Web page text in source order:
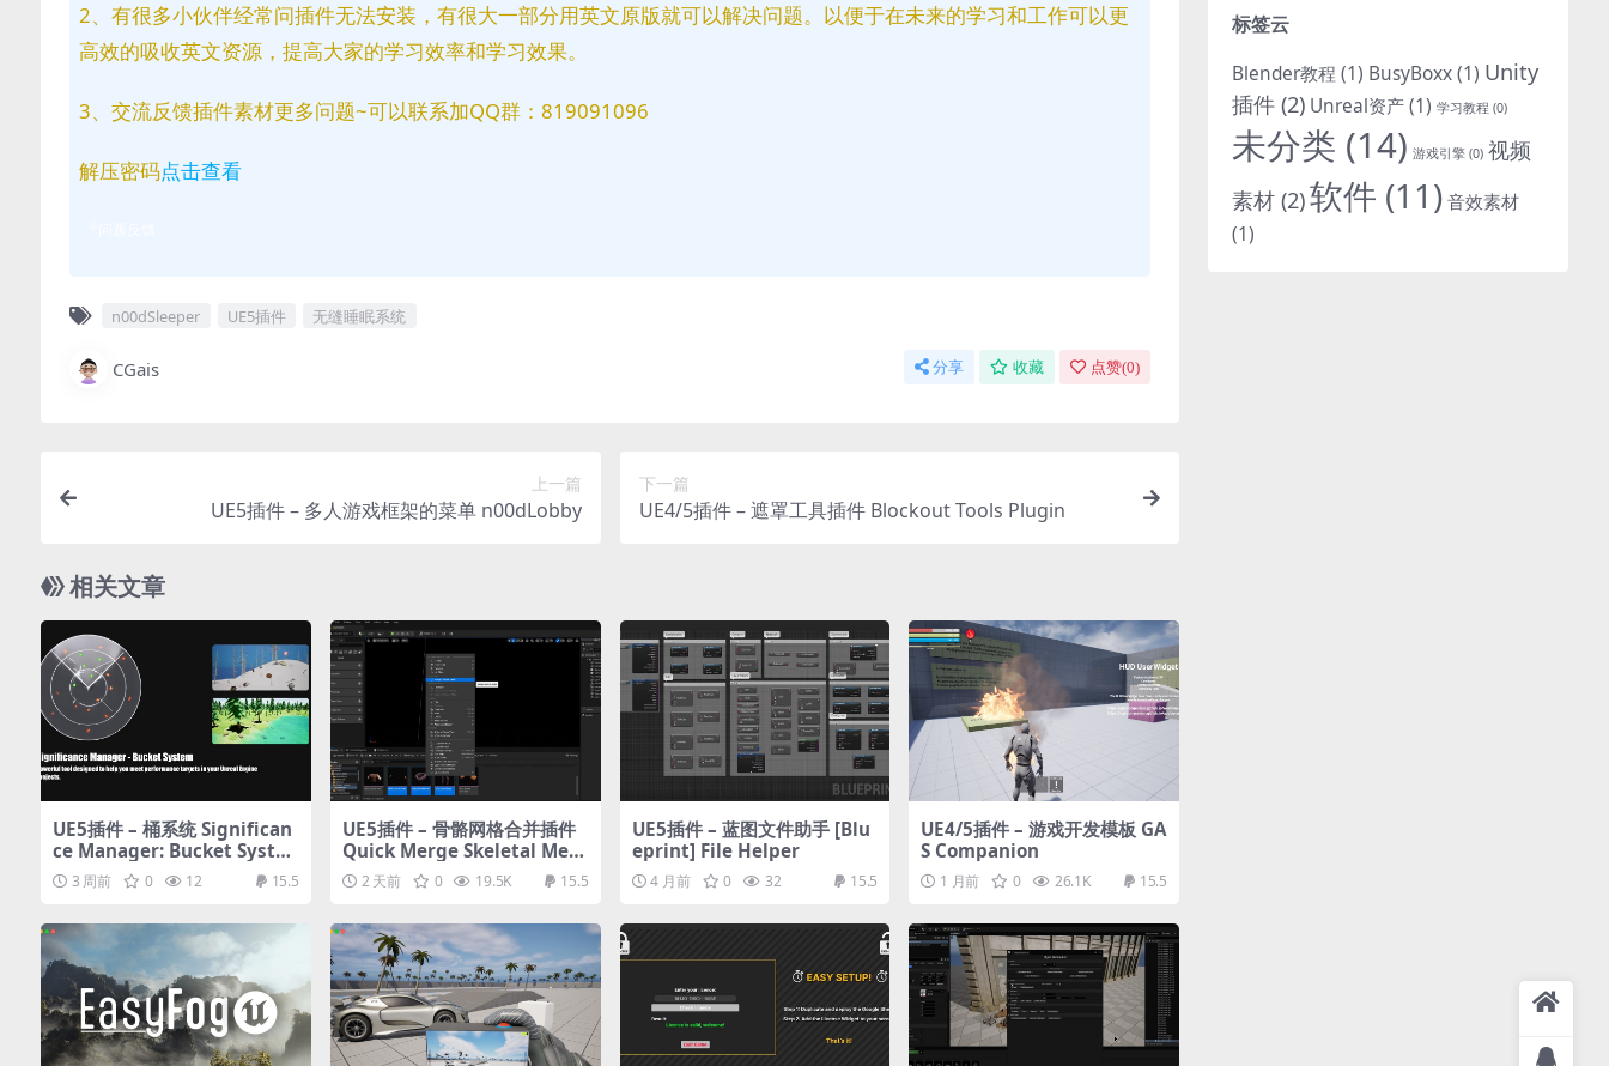
2、有很多小伙伴经常问插件无法安装，有很大一部分用英文原版就可以解决问题。以便于在未来的学习和工作可以更
高效的吸收英文资源，提高大家的学习效率和学习效果。
3、交流反馈插件素材更多问题~可以联系加QQ群：819091096
解压密码点击查看
n00dSleeper UE5插件 无缝睡眠系统
CGais 分享 收藏 点赞(0)
上一篇
UE5插件 – 多人游戏框架的菜单 n00dLobby
下一篇
UE4/5插件 – 遮罩工具插件 Blockout Tools Plugin
相关文章
UE5插件 – 桶系统 Significan
ce Manager: Bucket Syste
m 3 周前 0 12 15.5
UE5插件 – 骨骼网格合并插件
Quick Merge Skeletal Mes
h 2 天前 0 19.5K 15.5
UE5插件 – 蓝图文件助手 [Blu
eprint] File Helper
4 月前 0 32 15.5
UE4/5插件 – 游戏开发模板 GA
S Companion
1 月前 0 26.1K 15.5
标签云
Blender教程 (1) BusyBoxx(1) Unity
插件 (2) Unreal资产(1) 学习教程 (0)
未分类 (14) 游戏引擎 (0) 视频
素材 (2)软件 (11)音效素材
(1)